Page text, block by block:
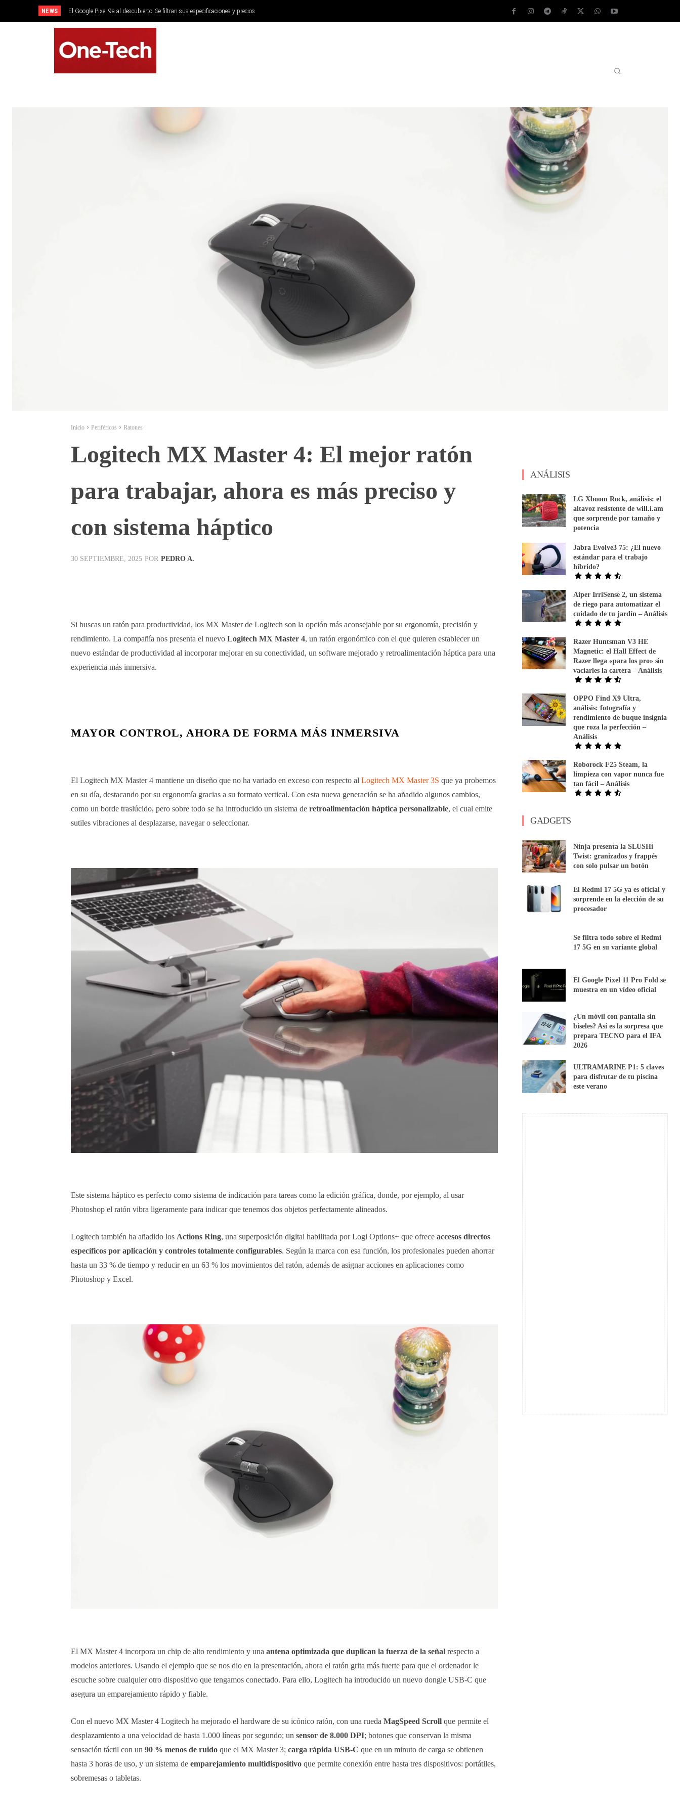
NEWS El Google Pixel 9a al descubierto. Se filtran sus especificaciones y precios
Inicio Periféricos Ratones
Logitech MX Master 4: El mejor ratón
para trabajar, ahora es más preciso y
con sistema háptico
30 SEPTIEMBRE, 2025 POR PEDRO A.
Si buscas un ratón para productividad, los MX Master de Logitech son la opción más aconsejable por su ergonomía, precisión y
rendimiento. La compañía nos presenta el nuevo Logitech MX Master 4, un ratón ergonómico con el que quieren establecer un
nuevo estándar de productividad al incorporar mejorar en su conectividad, un software mejorado y retroalimentación háptica para una
experiencia más inmersiva.
MAYOR CONTROL, AHORA DE FORMA MÁS INMERSIVA
El Logitech MX Master 4 mantiene un diseño que no ha variado en exceso con respecto al Logitech MX Master 3S que ya probemos
en su día, destacando por su ergonomía gracias a su formato vertical. Con esta nueva generación se ha añadido algunos cambios,
como un borde traslúcido, pero sobre todo se ha introducido un sistema de retroalimentación háptica personalizable, el cual emite
sutiles vibraciones al desplazarse, navegar o seleccionar.
Este sistema háptico es perfecto como sistema de indicación para tareas como la edición gráfica, donde, por ejemplo, al usar
Photoshop el ratón vibra ligeramente para indicar que tenemos dos objetos perfectamente alineados.
Logitech también ha añadido los Actions Ring, una superposición digital habilitada por Logi Options+ que ofrece accesos directos
específicos por aplicación y controles totalmente configurables. Según la marca con esa función, los profesionales pueden ahorrar
hasta un 33 % de tiempo y reducir en un 63 % los movimientos del ratón, además de asignar acciones en aplicaciones como
Photoshop y Excel.
El MX Master 4 incorpora un chip de alto rendimiento y una antena optimizada que duplican la fuerza de la señal respecto a
modelos anteriores. Usando el ejemplo que se nos dio en la presentación, ahora el ratón grita más fuerte para que el ordenador le
escuche sobre cualquier otro dispositivo que tengamos conectado. Para ello, Logitech ha introducido un nuevo dongle USB-C que
asegura un emparejamiento rápido y fiable.
Con el nuevo MX Master 4 Logitech ha mejorado el hardware de su icónico ratón, con una rueda MagSpeed Scroll que permite el
desplazamiento a una velocidad de hasta 1.000 líneas por segundo; un sensor de 8.000 DPI; botones que conservan la misma
sensación táctil con un 90 % menos de ruido que el MX Master 3; carga rápida USB-C que en un minuto de carga se obtienen
hasta 3 horas de uso, y un sistema de emparejamiento multidispositivo que permite conexión entre hasta tres dispositivos: portátiles,
sobremesas o tabletas.
ANÁLISIS
LG Xboom Rock, análisis: el
altavoz resistente de will.i.am
que sorprende por tamaño y
potencia
Jabra Evolve3 75: ¿El nuevo
estándar para el trabajo
híbrido?
Aiper IrriSense 2, un sistema
de riego para automatizar el
cuidado de tu jardín – Análisis
Razer Huntsman V3 HE
Magnetic: el Hall Effect de
Razer llega «para los pro» sin
vaciarles la cartera – Análisis
OPPO Find X9 Ultra,
análisis: fotografía y
rendimiento de buque insignia
que roza la perfección –
Análisis
Roborock F25 Steam, la
limpieza con vapor nunca fue
tan fácil – Análisis
GADGETS
Ninja presenta la SLUSHi
Twist: granizados y frappés
con solo pulsar un botón
El Redmi 17 5G ya es oficial y
sorprende en la elección de su
procesador
Se filtra todo sobre el Redmi
17 5G en su variante global
El Google Pixel 11 Pro Fold se
muestra en un vídeo oficial
¿Un móvil con pantalla sin
biseles? Así es la sorpresa que
prepara TECNO para el IFA
2026
ULTRAMARINE P1: 5 claves
para disfrutar de tu piscina
este verano